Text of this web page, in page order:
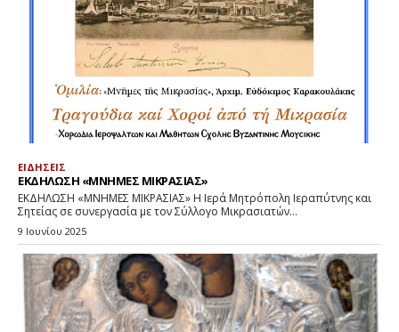
ΕΙΔΗΣΕΙΣ
ΕΚΔΗΛΩΣΗ «ΜΝΗΜΕΣ ΜΙΚΡΑΣΙΑΣ»
ΕΚΔΗΛΩΣΗ «ΜΝΗΜΕΣ ΜΙΚΡΑΣΙΑΣ» Η Ιερά Μητρόπολη Ιεραπύτνης και
Σητείας σε συνεργασία με τον Σύλλογο Μικρασιατών...
9 Ιουνίου 2025